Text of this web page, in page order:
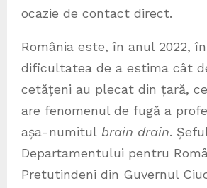
ocazie de contact direct.
România este, în anul 2022,
dificultatea de a estima cât
cetățeni au plecat din țară,
are fenomenul de fugă a
așa-numitul brain drain.
Departamentului pentru
Pretutindeni din Guvernul